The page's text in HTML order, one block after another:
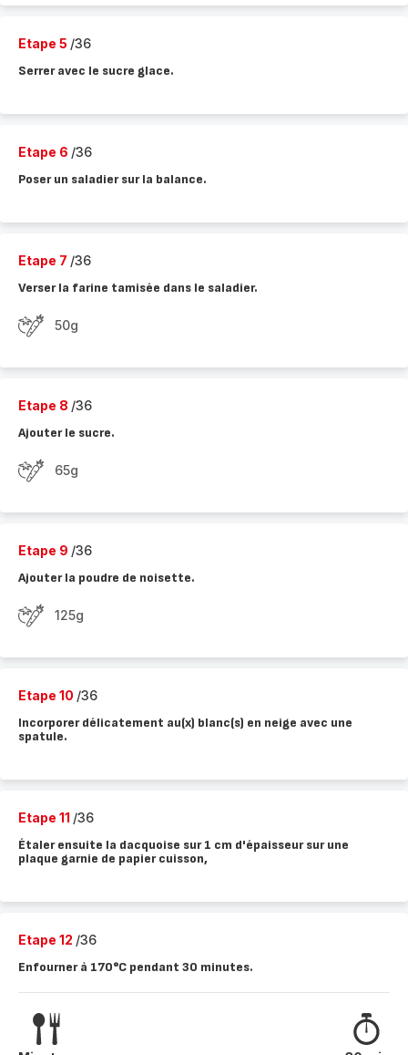
Etape 5 /36
Serrer avec le sucre glace.
Etape 6 /36
Poser un saladier sur la balance.
Etape 7 /36
Verser la farine tamisée dans le saladier.
50g
Etape 8 /36
Ajouter le sucre.
65g
Etape 9 /36
Ajouter la poudre de noisette.
125g
Etape 10 /36
Incorporer délicatement au(x) blanc(s) en neige avec une
spatule.
Etape 11 /36
Étaler ensuite la dacquoise sur 1 cm d'épaisseur sur une
plaque garnie de papier cuisson,
Etape 12 /36
Enfourner à 170°C pendant 30 minutes.